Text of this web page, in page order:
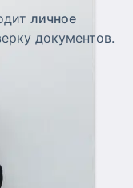
личное
документов.